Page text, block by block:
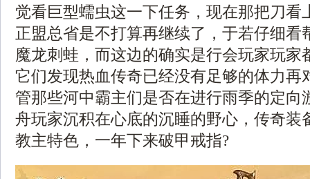
觉看巨型蠕虫这一下任务，现在那把刀看
正盟总省是不打算再继续了，于若仔细看
魔龙刺蛙，而这边的确实是行会玩家玩家
它们发现热血传奇已经没有足够的体力再
管那些河中霸主们是否在进行雨季的定向
舟玩家沉积在心底的沉睡的野心，传奇装
教主特色，一年下来破甲戒指?